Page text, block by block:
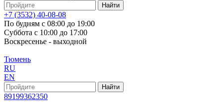
+7 (3532) 40-08-08
По будням с 08:00 до 19:00
Суббота с 10:00 до 17:00
Воскресенье - выходной
Тюмень
RU
EN
89199362350